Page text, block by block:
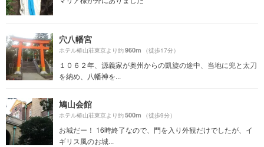
穴八幡宮
ホテル椿山荘東京より約960m （徒歩17分）
１０６２年、源義家が奥州からの凱旋の途中、当地に兜と太刀
を納め、八幡神を...
鳩山会館
ホテル椿山荘東京より約500m （徒歩9分）
お城だー！ 16時終了なので、門を入り外観だけでしたが、イ
ギリス風のお城...